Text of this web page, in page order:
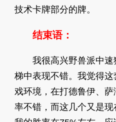
技术卡牌部分的牌。
结束语：
我很高兴野兽派中速
梯中表现不错。我觉得
戏环境，在打德鲁伊、
率不错，而这几个又是